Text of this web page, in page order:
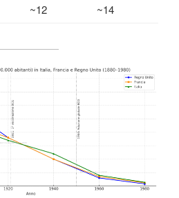
~12 ~14